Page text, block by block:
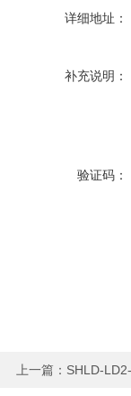
详细地址：
补充说明：
验证码：
上一篇： SHLD-